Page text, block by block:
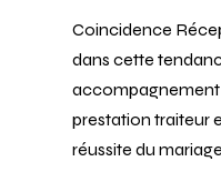
Coincidence
dans cette
prestation traiteur
réussite du